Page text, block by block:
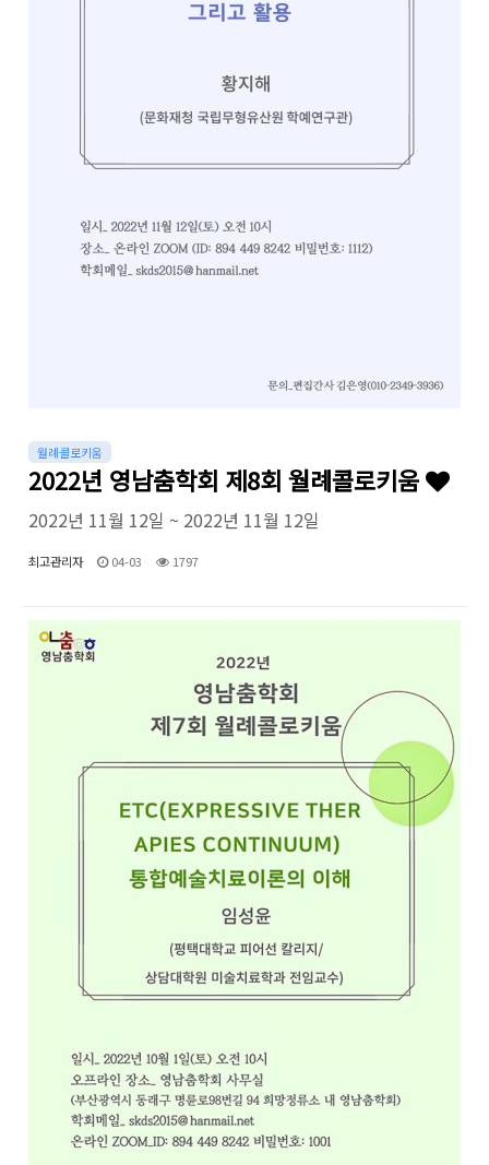
월례콜로키움
2022년 영남춤학회 제8회 월례콜로키움
2022년 11월 12일 ~ 2022년 11월 12일
최고관리자 04-03 1797